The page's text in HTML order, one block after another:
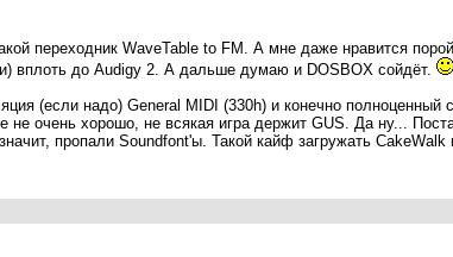
переходник WaveTable to FM. А мне даже нравится
вплоть до Audigy 2. А дальше думаю и DOSBOX сойдёт.
(если надо) General MIDI (330h) и конечно полноценный
очень хорошо, не всякая игра держит GUS. Да ну...
пропали Soundfont'ы. Такой кайф загружать